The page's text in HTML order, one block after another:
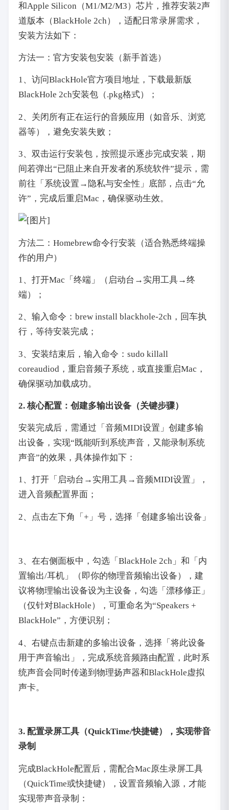
和Apple Silicon（M1/M2/M3）芯片，推荐安装2声
道版本（BlackHole 2ch），适配日常录屏需求，
安装方法如下：
方法一：官方安装包安装（新手首选）
1、访问BlackHole官方项目地址，下载最新版
BlackHole 2ch安装包（.pkg格式）；
2、关闭所有正在运行的音频应用（如音乐、浏览
器等），避免安装失败；
3、双击运行安装包，按照提示逐步完成安装，期
间若弹出“已阻止来自开发者的系统软件”提示，需
前往「系统设置→隐私与安全性」底部，点击“允
许”，完成后重启Mac，确保驱动生效。
方法二：Homebrew命令行安装（适合熟悉终端操
作的用户）
1、打开Mac「终端」（启动台→实用工具→终
端）；
2、输入命令：brew install blackhole-2ch，回车执
行，等待安装完成；
3、安装结束后，输入命令：sudo killall
coreaudiod，重启音频子系统，或直接重启Mac，
确保驱动加载成功。
2. 核心配置：创建多输出设备（关键步骤）
安装完成后，需通过「音频MIDI设置」创建多输
出设备，实现“既能听到系统声音，又能录制系统
声音”的效果，具体操作如下：
1、打开「启动台→实用工具→音频MIDI设置」，
进入音频配置界面；
2、点击左下角「+」号，选择「创建多输出设备」
3、在右侧面板中，勾选「BlackHole 2ch」和「内
置输出/耳机」（即你的物理音频输出设备），建
议将物理输出设备设为主设备，勾选「漂移修正」
（仅针对BlackHole），可重命名为“Speakers +
BlackHole”，方便识别；
4、右键点击新建的多输出设备，选择「将此设备
用于声音输出」，完成系统音频路由配置，此时系
统声音会同时传递到物理扬声器和BlackHole虚拟
声卡。
3. 配置录屏工具（QuickTime/快捷键），实现带音
录制
完成BlackHole配置后，需配合Mac原生录屏工具
（QuickTime或快捷键），设置音频输入源，才能
实现带声音录制：